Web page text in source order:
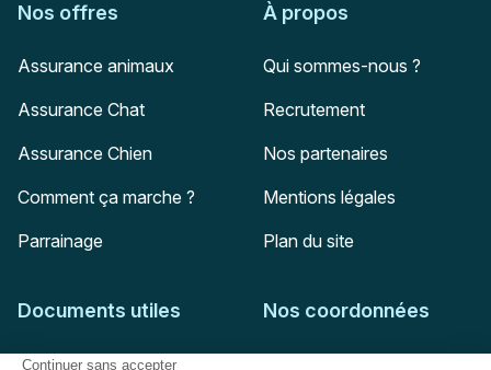
Nos offres
Assurance animaux
Assurance Chat
Assurance Chien
Comment ça marche ?
Parrainage
À propos
Qui sommes-nous ?
Recrutement
Nos partenaires
Mentions légales
Plan du site
Documents utiles
Feuille de soins
Nos coordonnées